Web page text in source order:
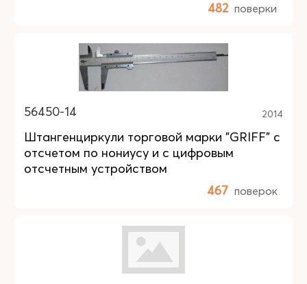
482 поверки
56450-14 2014
Штангенциркули торговой марки "GRIFF" с
отсчетом по нониусу и с цифровым
отсчетным устройством
467 поверок